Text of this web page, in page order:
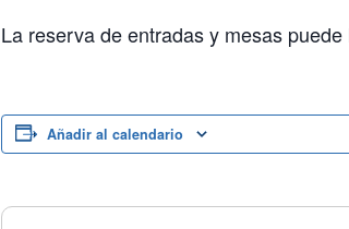
La reserva de entradas y mesas
Añadir al calendario